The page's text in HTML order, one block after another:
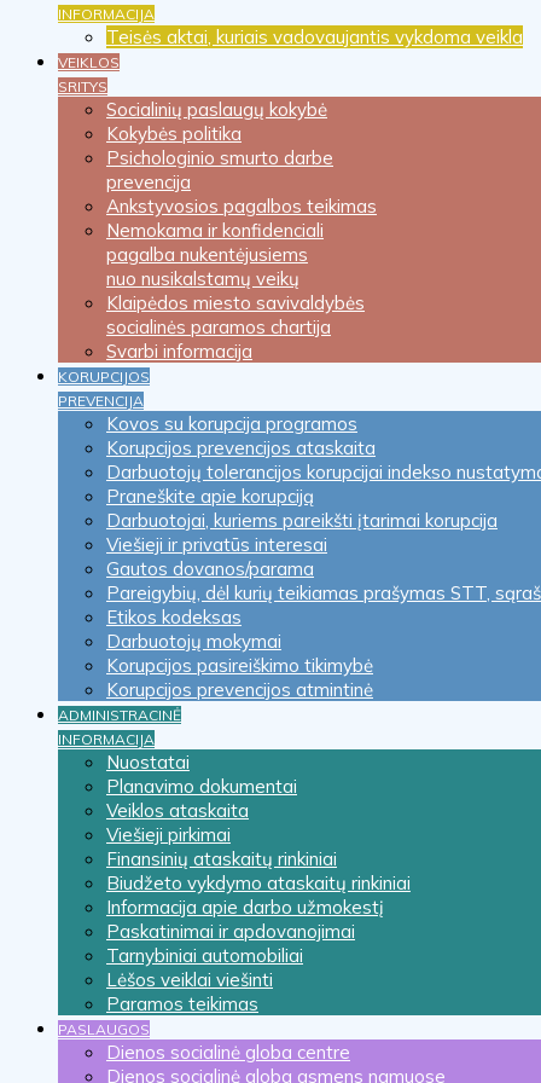
INFORMACIJA
Teisės aktai, kuriais vadovaujantis vykdoma veikla
VEIKLOS
SRITYS
Socialinių paslaugų kokybė
Kokybės politika
Psichologinio smurto darbe
prevencija
Ankstyvosios pagalbos teikimas
Nemokama ir konfidenciali
pagalba nukentėjusiems
nuo nusikalstamų veikų
Klaipėdos miesto savivaldybės
socialinės paramos chartija
Svarbi informacija
KORUPCIJOS
PREVENCIJA
Kovos su korupcija programos
Korupcijos prevencijos ataskaita
Darbuotojų tolerancijos korupcijai indekso
Praneškite apie korupciją
Darbuotojai, kuriems pareikšti įtarimai korupcija
Viešieji ir privatūs interesai
Gautos dovanos/parama
Pareigybių, dėl kurių teikiamas prašymas STT,
Etikos kodeksas
Darbuotojų mokymai
Korupcijos pasireiškimo tikimybė
Korupcijos prevencijos atmintinė
ADMINISTRACINĖ
INFORMACIJA
Nuostatai
Planavimo dokumentai
Veiklos ataskaita
Viešieji pirkimai
Finansinių ataskaitų rinkiniai
Biudžeto vykdymo ataskaitų rinkiniai
Informacija apie darbo užmokestį
Paskatinimai ir apdovanojimai
Tarnybiniai automobiliai
Lėšos veiklai viešinti
Paramos teikimas
PASLAUGOS
Dienos socialinė globa centre
Dienos socialinė globa asmens namuose